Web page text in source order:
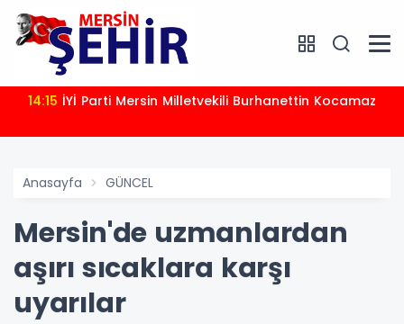
14:15 İYİ Parti Mersin Milletvekili Burhanettin Kocamaz
Anasayfa GÜNCEL
Mersin'de uzmanlardan
aşırı sıcaklara karşı
uyarılar